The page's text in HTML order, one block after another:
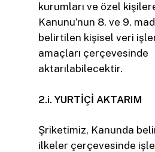
kurumları ve özel
Kanunu’nun 8. ve 9.
belirtilen kişisel veri
amaçları çerçevesinde
aktarılabilecektir.
2.i. YURTİÇİ AKTARIM
Şriketimiz, Kanunda
ilkeler çerçevesinde